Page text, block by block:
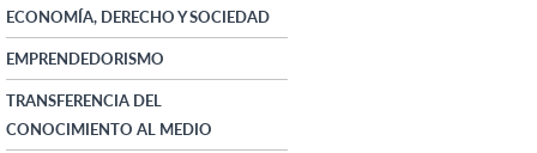
ECONOMÍA, DERECHO Y SOCIEDAD
EMPRENDEDORISMO
TRANSFERENCIA DEL
CONOCIMIENTO AL MEDIO